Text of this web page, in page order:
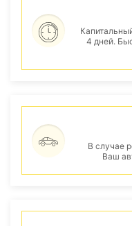
4 дней.
В случае
Ваш